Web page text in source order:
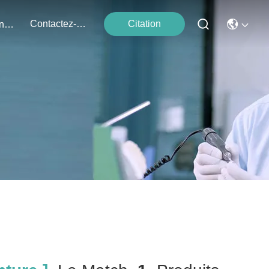
Événements Contactez-Nous Citation